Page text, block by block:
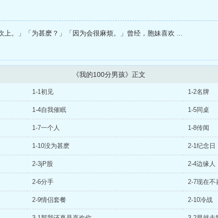
。」「为甚麽？」「因为会很麻烦。」曾经，胞妹喜欢 ...
《我的100分男孩》正文
1-1初见 1-2名牌
1-4自我催眠 1-5同桌
1-7一个人 1-8传闻
1-10没为甚麽 2-1纪念日
2-3jP股 2-4边缘人
2-6分手 2-7现在不
2-9情侣套餐 2-10冷战